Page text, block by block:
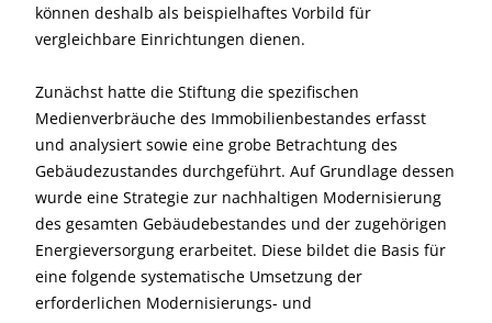
können deshalb als beispielhaftes Vorbild für
vergleichbare Einrichtungen dienen.
Zunächst hatte die Stiftung die spezifischen
Medienverbräuche des Immobilienbestandes erfasst
und analysiert sowie eine grobe Betrachtung des
Gebäudezustandes durchgeführt. Auf Grundlage dessen
wurde eine Strategie zur nachhaltigen Modernisierung
des gesamten Gebäudebestandes und der zugehörigen
Energieversorgung erarbeitet. Diese bildet die Basis für
eine folgende systematische Umsetzung der
erforderlichen Modernisierungs- und